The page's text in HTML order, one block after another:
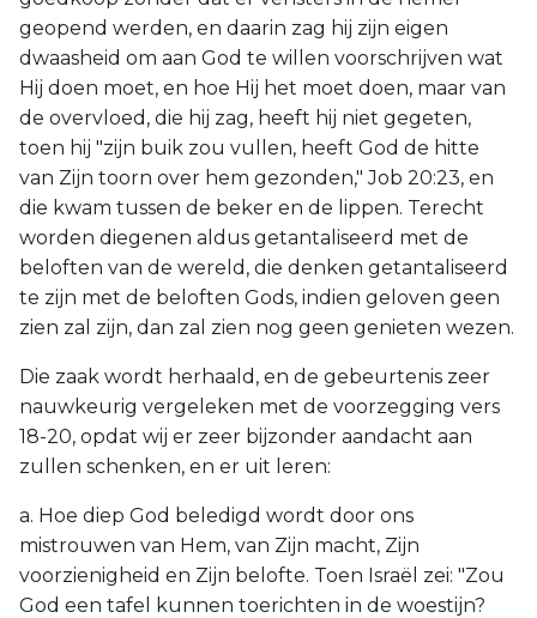
geopend werden, en daarin zag hij zijn eigen
dwaasheid om aan God te willen voorschrijven wat
Hij doen moet, en hoe Hij het moet doen, maar van
de overvloed, die hij zag, heeft hij niet gegeten,
toen hij "zijn buik zou vullen, heeft God de hitte
van Zijn toorn over hem gezonden," Job 20:23, en
die kwam tussen de beker en de lippen. Terecht
worden diegenen aldus getantaliseerd met de
beloften van de wereld, die denken getantaliseerd
te zijn met de beloften Gods, indien geloven geen
zien zal zijn, dan zal zien nog geen genieten wezen.
Die zaak wordt herhaald, en de gebeurtenis zeer
nauwkeurig vergeleken met de voorzegging vers
18-20, opdat wij er zeer bijzonder aandacht aan
zullen schenken, en er uit leren:
a. Hoe diep God beledigd wordt door ons
mistrouwen van Hem, van Zijn macht, Zijn
voorzienigheid en Zijn belofte. Toen Israël zei: "Zou
God een tafel kunnen toerichten in de woestijn?